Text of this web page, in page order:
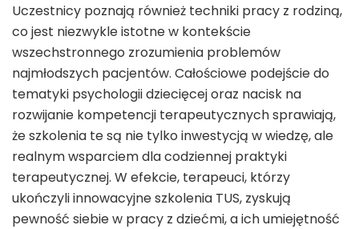
Uczestnicy poznają również techniki pracy z rodziną,
co jest niezwykle istotne w kontekście
wszechstronnego zrozumienia problemów
najmłodszych pacjentów. Całościowe podejście do
tematyki psychologii dziecięcej oraz nacisk na
rozwijanie kompetencji terapeutycznych sprawiają,
że szkolenia te są nie tylko inwestycją w wiedzę, ale
realnym wsparciem dla codziennej praktyki
terapeutycznej. W efekcie, terapeuci, którzy
ukończyli innowacyjne szkolenia TUS, zyskują
pewność siebie w pracy z dziećmi, a ich umiejętność